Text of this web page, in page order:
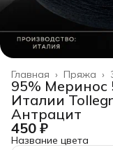
Пряжа ›
Главная ›
95% Меринос
Италии
Антрацит
450 ₽
Название цвета